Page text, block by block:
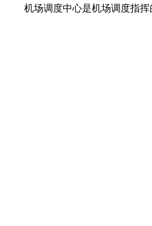
机场调度中心是机场调度指挥